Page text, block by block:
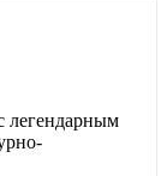
легендарным